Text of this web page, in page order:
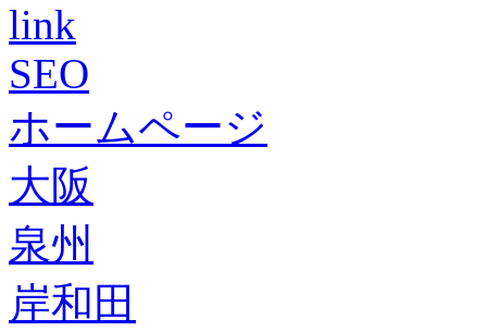
link
SEO
ホームページ
大阪
泉州
岸和田